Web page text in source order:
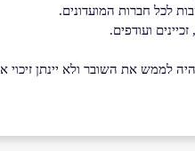
לכל חברות המועדונים.
ועודפים.
לממש את השובר ולא יינתן זיכוי